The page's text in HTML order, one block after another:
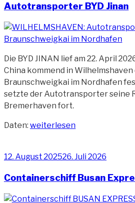
Autotransporter BYD Jinan
Die BYD JINAN lief am 22. April
China kommend in Wilhelmshaven
Braunschweigkai im Nordhafen
setzte der Autotransporter seine
Bremerhaven fort.
Daten: „Autotransporter
weiterlesen
Veröffentlicht
12. August 202526. Juli 2026
Containerschiff Busan